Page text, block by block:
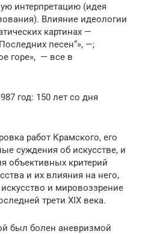
интерпретацию (идея
Влияние идеологии
картинах —
песен“», —;
горе», — все в
год: 150 лет со дня
работ Крамского, его
суждения об искусстве, и
объективных критерий
и их влияния на него,
и мировоззрение
трети XIX века.
был болен аневризмой